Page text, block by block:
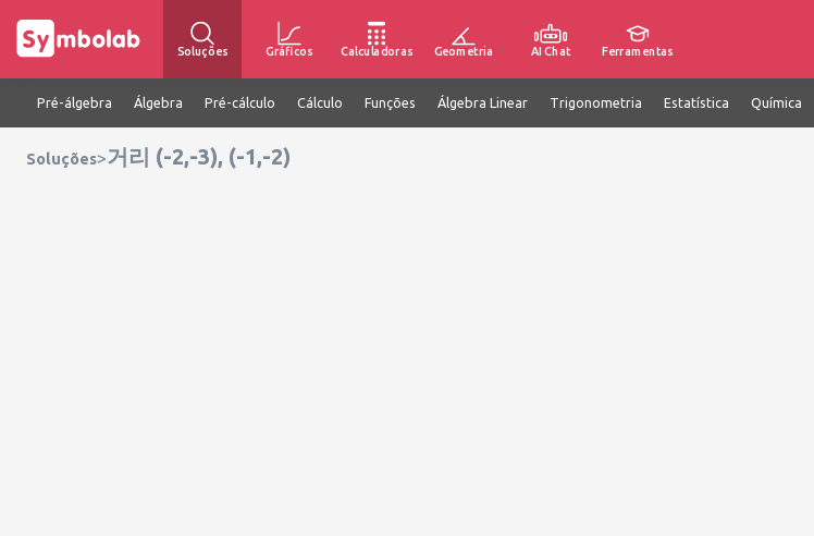
Soluções Gráficos Calculadoras Geometria AI Chat Ferramentas
Pré-álgebra Álgebra Pré-cálculo Cálculo Funções Álgebra Linear Trigonometria Estatística Química
Soluções>거리 (-2,-3), (-1,-2)